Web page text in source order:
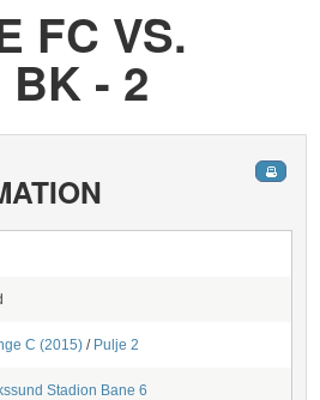
FC VS.
- 2
C (2015)/ Pulje 2
Stadion Bane 6